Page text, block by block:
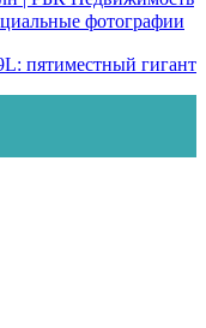
фотографии
пятиместный гигант